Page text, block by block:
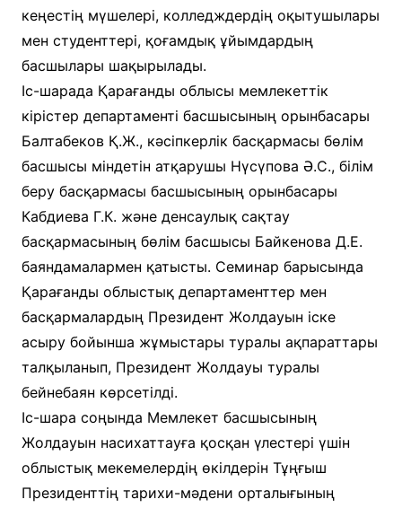
кеңестің мүшелері, колледждердің оқытушылары
мен студенттері, қоғамдық ұйымдардың
басшылары шақырылады.
Іс-шарада Қарағанды облысы мемлекеттік
кірістер департаменті басшысының орынбасары
Балтабеков Қ.Ж., кәсіпкерлік басқармасы бөлім
басшысы міндетін атқарушы Нүсүпова Ә.С., білім
беру басқармасы басшысының орынбасары
Кабдиева Г.К. және денсаулық сақтау
басқармасының бөлім басшысы Байкенова Д.Е.
баяндамалармен қатысты. Семинар барысында
Қарағанды облыстық департаменттер мен
басқармалардың Президент Жолдауын іске
асыру бойынша жұмыстары туралы ақпараттары
талқыланып, Президент Жолдауы туралы
бейнебаян көрсетілді.
Іс-шара соңында Мемлекет басшысының
Жолдауын насихаттауға қосқан үлестері үшін
облыстық мекемелердің өкілдерін Тұңғыш
Президенттің тарихи-мәдени орталығының